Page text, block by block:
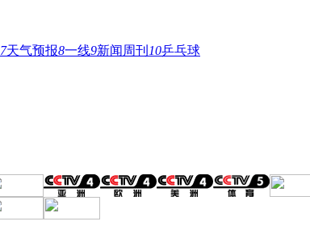
7天气预报8一线9新闻周刊 10乒乓球